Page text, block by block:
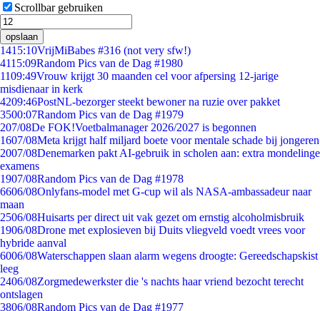
Scrollbar gebruiken
opslaan
1415:10VrijMiBabes #316 (not very sfw!)
4115:09Random Pics van de Dag #1980
1109:49Vrouw krijgt 30 maanden cel voor afpersing 12-jarige
misdienaar in kerk
4209:46PostNL-bezorger steekt bewoner na ruzie over pakket
3500:07Random Pics van de Dag #1979
207/08De FOK!Voetbalmanager 2026/2027 is begonnen
1607/08Meta krijgt half miljard boete voor mentale schade bij jongeren
2007/08Denemarken pakt AI-gebruik in scholen aan: extra mondelinge
examens
1907/08Random Pics van de Dag #1978
6606/08Onlyfans-model met G-cup wil als NASA-ambassadeur naar
maan
2506/08Huisarts per direct uit vak gezet om ernstig alcoholmisbruik
1906/08Drone met explosieven bij Duits vliegveld voedt vrees voor
hybride aanval
6006/08Waterschappen slaan alarm wegens droogte: Gereedschapskist
leeg
2406/08Zorgmedewerkster die 's nachts haar vriend bezocht terecht
ontslagen
3806/08Random Pics van de Dag #1977